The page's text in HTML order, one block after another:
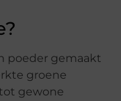
poeder gemaakt
groene
gewone